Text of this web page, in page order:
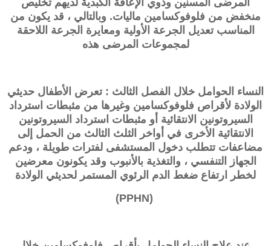
منخفض من فلوفوكسامين ماليات. وبالتالي ، قد يكون من
المناسب تعديل الجرعة الأولية ومعايرة الجرعة اللاحقة
لمجموعات المرضى هذه
النساء الحوامل خلال الفصل الثالث : تعرض الأطفال حديثي
الولادة لأقراص فلوفوكسامين وغيرها من مثبطات استرداد
السيروتونين الانتقائية أو مثبطات استرداد السيروتونين
الانتقائية الأخرى في أواخر الثلث الثالث من الحمل إلى
مضاعفات تتطلب دخول المستشفى لفترات طويلة ، ودعم
الجهاز التنفسي ، والتغذية بالأنبوب وقد يكونون معرضين
لخطر ارتفاع ضغط الدم الرئوي المستمر لحديثي الولادة
(PPHN)